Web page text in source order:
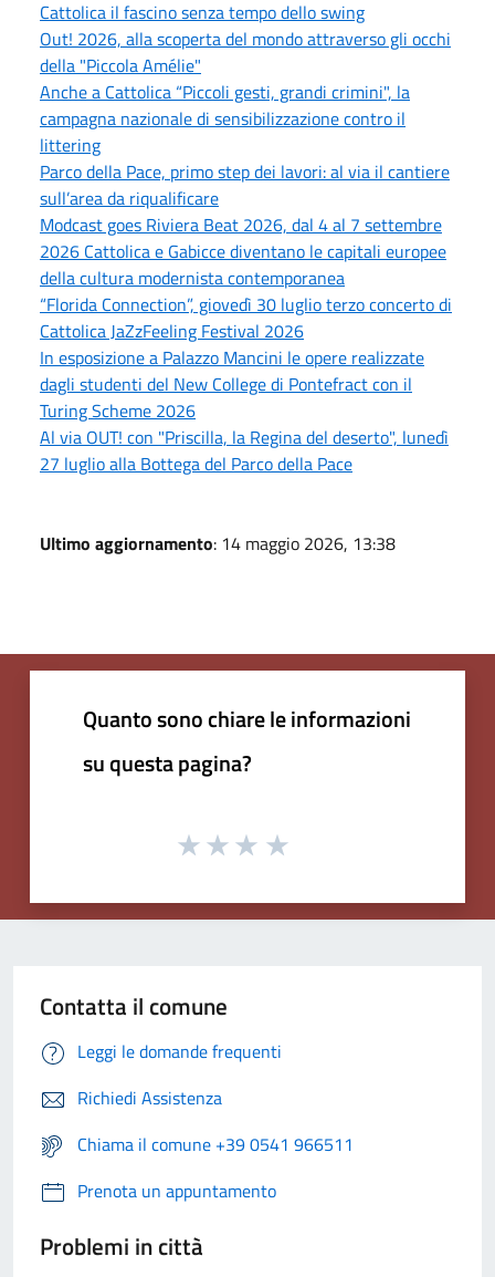
Cattolica il fascino senza tempo dello swing
Out! 2026, alla scoperta del mondo attraverso gli occhi
della "Piccola Amélie"
Anche a Cattolica “Piccoli gesti, grandi crimini", la
campagna nazionale di sensibilizzazione contro il
littering
Parco della Pace, primo step dei lavori: al via il cantiere
sull’area da riqualificare
Modcast goes Riviera Beat 2026, dal 4 al 7 settembre
2026 Cattolica e Gabicce diventano le capitali europee
della cultura modernista contemporanea
“Florida Connection”, giovedì 30 luglio terzo concerto di
Cattolica JaZzFeeling Festival 2026
In esposizione a Palazzo Mancini le opere realizzate
dagli studenti del New College di Pontefract con il
Turing Scheme 2026
Al via OUT! con "Priscilla, la Regina del deserto", lunedì
27 luglio alla Bottega del Parco della Pace
Ultimo aggiornamento: 14 maggio 2026, 13:38
Quanto sono chiare le informazioni
su questa pagina?
Contatta il comune
Leggi le domande frequenti
Richiedi Assistenza
Chiama il comune +39 0541 966511
Prenota un appuntamento
Problemi in città